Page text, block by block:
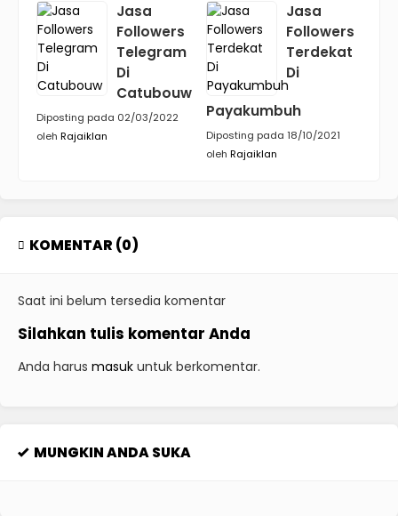
Jasa
Followers
Telegram
Di
Catubouw
Diposting pada 02/03/2022
oleh Rajaiklan
Jasa
Followers
Terdekat
Di
Payakumbuh
Diposting pada 18/10/2021
oleh Rajaiklan
KOMENTAR (0)
Saat ini belum tersedia komentar
Silahkan tulis komentar Anda
Anda harus masuk untuk berkomentar.
MUNGKIN ANDA SUKA